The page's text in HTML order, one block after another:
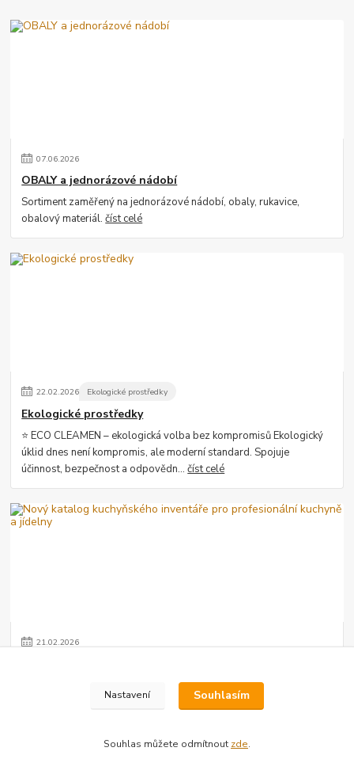
07.06.2026
OBALY a jednorázové nádobí
Sortiment zaměřený na jednorázové nádobí, obaly, rukavice,
obalový materiál.číst celé
22.02.2026 Ekologické prostředky
Ekologické prostředky
⭐ ECO CLEAMEN – ekologická volba bez kompromisů Ekologický
úklid dnes není kompromis, ale moderní standard. Spojuje
účinnost, bezpečnost a odpovědn...číst celé
21.02.2026
Pokud vybavujete školní kuchyň, restauraci, jídelnu nebo gastro
provoz, kvalitní kuchyňský inventář je základ. Připravili jsme pro
Nastavení Souhlasím
Souhlas můžete odmítnout zde.